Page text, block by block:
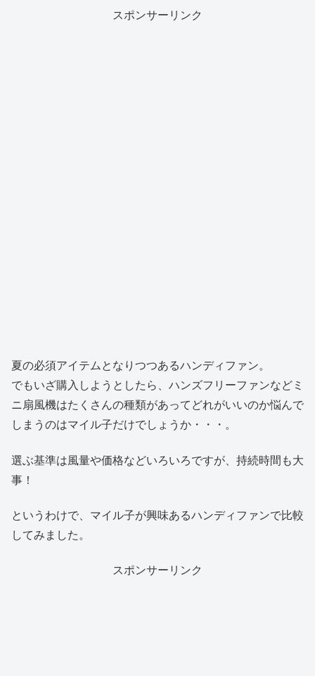
スポンサーリンク
夏の必須アイテムとなりつつあるハンディファン。
でもいざ購入しようとしたら、ハンズフリーファンなどミ
ニ扇風機はたくさんの種類があってどれがいいのか悩んで
しまうのはマイル子だけでしょうか・・・。
選ぶ基準は風量や価格などいろいろですが、持続時間も大
事！
というわけで、マイル子が興味あるハンディファンで比較
してみました。
スポンサーリンク